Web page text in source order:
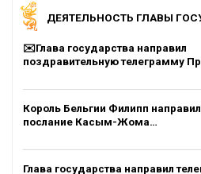
ДЕЯТЕЛЬНОСТЬ ГЛАВЫ
✉️Глава государства направил
поздравительную телеграмму
Король Бельгии Филипп
послание Касым-Жома…
Глава государства направил